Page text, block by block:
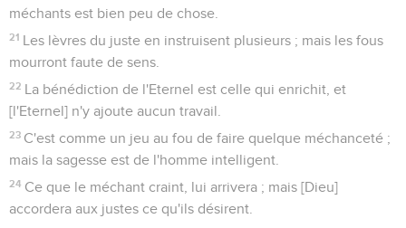
méchants est bien peu de chose.
21 Les lèvres du juste en instruisent plusieurs ; mais les fous
mourront faute de sens.
22 La bénédiction de l'Eternel est celle qui enrichit, et
[l'Eternel] n'y ajoute aucun travail.
23 C'est comme un jeu au fou de faire quelque méchanceté ;
mais la sagesse est de l'homme intelligent.
24 Ce que le méchant craint, lui arrivera ; mais [Dieu]
accordera aux justes ce qu'ils désirent.